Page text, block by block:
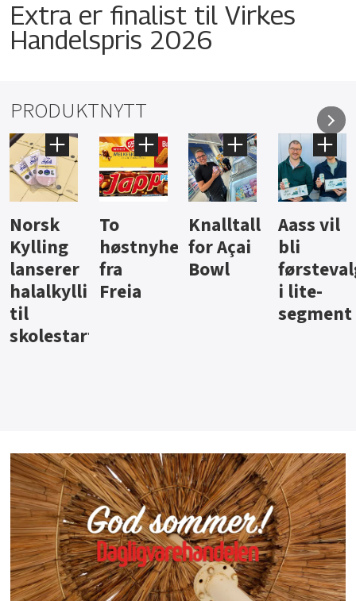
Extra er finalist til Virkes
Handelspris 2026
PRODUKTNYTT
Knalltall
for Açai
Bowl
Aass vil
bli
førstevalg
i lite-
Brus og
jus fra
Berentsen
Hard
iste fra
Hansa